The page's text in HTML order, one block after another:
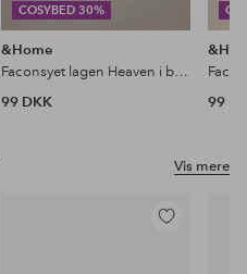
COSYBED 30%
&Home
Faconsyet lagen Heaven i bomuld
99 DKK
99
Vis mere
Tilføj